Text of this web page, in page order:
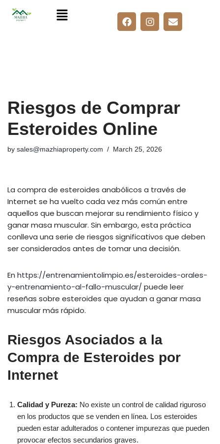
Riesgos de Comprar
Esteroides Online
by sales@mazhiaproperty.com March 25, 2026
La compra de esteroides anabólicos a través de
Internet se ha vuelto cada vez más común entre
aquellos que buscan mejorar su rendimiento físico y
ganar masa muscular. Sin embargo, esta práctica
conlleva una serie de riesgos significativos que deben
ser considerados antes de tomar una decisión.
En https://entrenamientolimpio.es/esteroides-orales-
y-entrenamiento-al-fallo-muscular/ puede leer
reseñas sobre esteroides que ayudan a ganar masa
muscular más rápido.
Riesgos Asociados a la
Compra de Esteroides por
Internet
Calidad y Pureza: No existe un control de calidad riguroso
en los productos que se venden en línea. Los esteroides
pueden estar adulterados o contener impurezas que pueden
provocar efectos secundarios graves.